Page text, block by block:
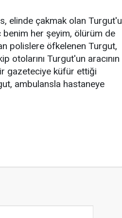
elinde çakmak olan Turgut'u
benim her şeyim, ölürüm de
polislere öfkelenen Turgut,
otolarını Turgut'un aracının
gazeteciye küfür ettiği
ambulansla hastaneye